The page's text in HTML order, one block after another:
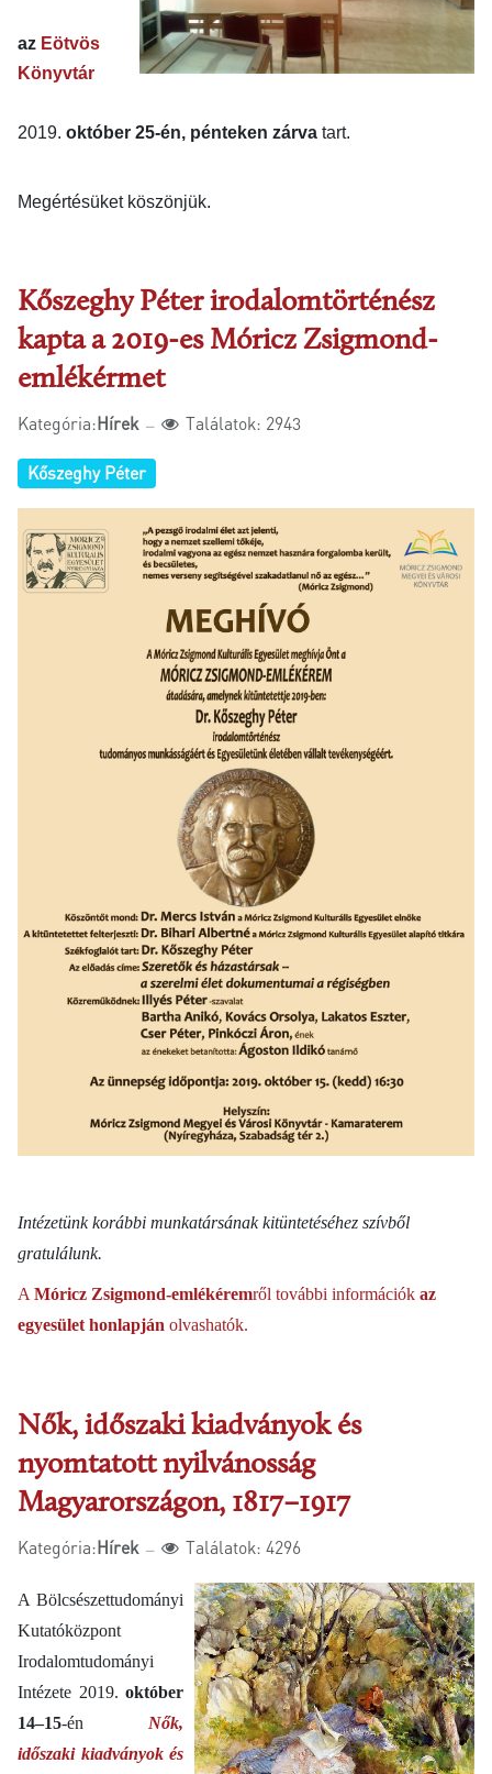
az Eötvös
Könyvtár
2019. október 25-én, pénteken zárva tart.
Megértésüket köszönjük.
Kőszeghy Péter irodalomtörténész
kapta a 2019-es Móricz Zsigmond-
emlékérmet
Kategória:Hírek Találatok: 2943
Kőszeghy Péter
Intézetünk korábbi munkatársának kitüntetéséhez szívből
gratulálunk.
A Móricz Zsigmond-emlékéremről további információk az
egyesület honlapján olvashatók.
Nők, időszaki kiadványok és
nyomtatott nyilvánosság
Magyarországon, 1817–1917
Kategória:Hírek Találatok: 4296
A Bölcsészettudományi
Kutatóközpont
Irodalomtudományi
Intézete 2019.október
14–15-én Nők,
időszaki kiadványok és